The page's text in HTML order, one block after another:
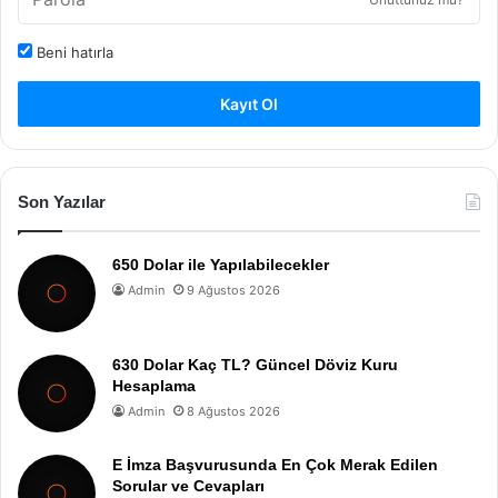
Beni hatırla
Kayıt Ol
Son Yazılar
650 Dolar ile Yapılabilecekler
Admin 9 Ağustos 2026
630 Dolar Kaç TL? Güncel Döviz Kuru
Hesaplama
Admin 8 Ağustos 2026
E İmza Başvurusunda En Çok Merak Edilen
Sorular ve Cevapları